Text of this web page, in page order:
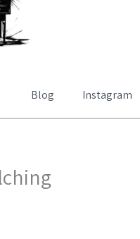
Blog Instagram